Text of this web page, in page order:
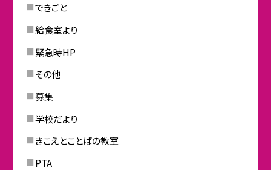
できごと
給食室より
緊急時HP
その他
募集
学校だより
きこえとことばの教室
PTA